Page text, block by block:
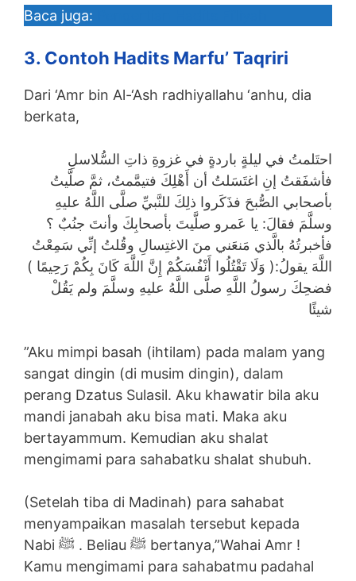
Baca juga:
3. Contoh Hadits Marfu’ Taqriri
Dari ‘Amr bin Al-‘Ash radhiyallahu ‘anhu, dia
berkata,
احتَلمتُ في ليلةٍ باردةٍ في غزوةِ ذاتِ السُّلاسلِ
فأشفَقتُ إنِ اغتَسَلتُ أن أَهْلِكَ فتيمَّمتُ، ثمَّ صلَّيتُ
بأصحابي الصُّبحَ فذَكَروا ذلِكَ للنَّبيِّ صلَّى اللَّهُ عليهِ
وسلَّمَ فقالَ: يا عَمرو صلَّيتَ بأصحابِكَ وأنتَ جنُبٌ ؟
فأخبرتُهُ بالَّذي مَنعَني منَ الاغتِسالِ وقُلتُ إنِّي سَمِعْتُ
اللَّهَ يقولُ:( وَلَا تَقْتُلُوا أَنْفُسَكُمْ إِنَّ اللَّهَ كَانَ بِكُمْ رَحِيمًا )
فضحِكَ رسولُ اللَّهِ صلَّى اللَّهُ عليهِ وسلَّمَ ولم يَقُلْ
شيئًا
”Aku mimpi basah (ihtilam) pada malam yang
sangat dingin (di musim dingin), dalam
perang Dzatus Sulasil. Aku khawatir bila aku
mandi janabah aku bisa mati. Maka aku
bertayammum. Kemudian aku shalat
mengimami para sahabatku shalat shubuh.
(Setelah tiba di Madinah) para sahabat
menyampaikan masalah tersebut kepada
Nabi ﷺ . Beliau ﷺ bertanya,”Wahai Amr !
Kamu mengimami para sahabatmu padahal